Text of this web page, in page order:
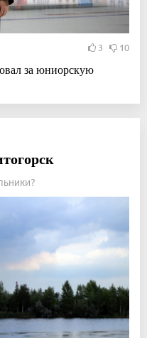
3 10
за юниорскую